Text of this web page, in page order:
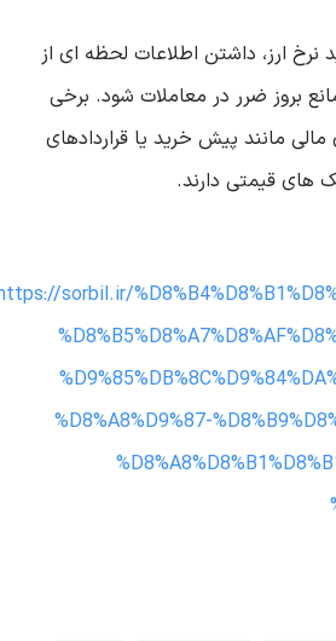
نرخ ارز، داشتن اطلاعات لحظه‌ ای از
بروز ضرر در معاملات شود. برخی
مانند پیش ‌خرید یا قراردادهای
های قیمتی دارند.
sorbil.ir/
%D8%A8%D9%87-